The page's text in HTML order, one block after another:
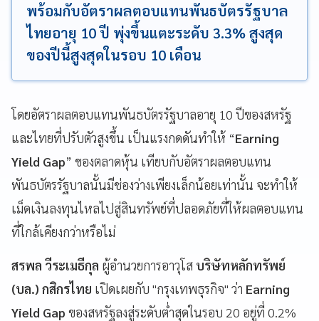
พร้อมกับอัตราผลตอบแทนพันธบัตรรัฐบาล
ไทยอายุ 10 ปี พุ่งขึ้นแตะระดับ 3.3% สูงสุด
ของปีนี้สูงสุดในรอบ 10 เดือน
โดยอัตราผลตอบแทนพันธบัตรรัฐบาลอายุ 10 ปีของสหรัฐ
และไทยที่ปรับตัวสูงขึ้น เป็นแรงกดดันทำให้ “Earning
Yield Gap” ของตลาดหุ้น เทียบกับอัตราผลตอบแทน
พันธบัตรรัฐบาลนั้นมีช่องว่างเพียงเล็กน้อยเท่านั้น จะทำให้
เม็ดเงินลงทุนไหลไปสู่สินทรัพย์ที่ปลอดภัยที่ให้ผลตอบแทน
ที่ใกล้เคียงกว่าหรือไม่
สรพล วีระเมธีกุล ผู้อำนวยการอาวุโส บริษัทหลักทรัพย์
(บล.) กสิกรไทย เปิดเผยกับ "กรุงเทพธุรกิจ" ว่า Earning
Yield Gap ของสหรัฐลงสู่ระดับต่ำสุดในรอบ 20 อยู่ที่ 0.2%